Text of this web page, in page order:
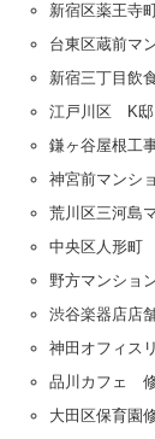
新宿区薬王寺
台東区蔵前マ
新宿三丁目飲
江戸川区 K
鎌ヶ谷屋根工
神宮前マンシ
荒川区三河島
中央区人形
野方マンショ
渋谷楽器店店
神田オフィス
品川カフェ
大田区保育園